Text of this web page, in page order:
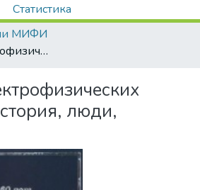
Статистика
Поиск
МИФИ
МИФИ
Кафедра электрофизических установок. История, люди, события
люди,